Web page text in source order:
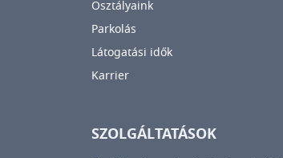
Osztályaink
Parkolás
Látogatási idők
Karrier
SZOLGÁLTATÁSOK